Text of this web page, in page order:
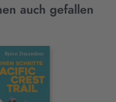
auch gefallen